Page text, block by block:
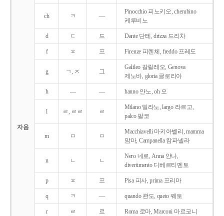
자음
ch ㅋ ―
Pinocchio 피노키오, cherubino
케루비노
d ㄷ 드 Dante 단테, drizza 드리차
f ㅍ 프 Firenze 피렌체, freddo 프레도
g ㄱ, ㅈ 그
Galileo 갈릴레오, Genova
제노바, gloria 글로리아
h ― ― hanno 안노, oh 오
l ㄹ, ㄹㄹ ㄹ
Milano 밀라노, largo 라르고,
palco 팔코
m ㅁ ㅁ
Macchiavelli 마키아벨리, mamma
맘마, Campanella 캄파넬라
n ㄴ ㄴ
Nero 네로, Anna 안나,
divertimento 디베르티멘토
p ㅍ 프 Pisa 피사, prima 프리마
q ㅋ ― quando 콴도, queto 퀘토
r ㄹ 르 Roma 로마, Marconi 마르코니